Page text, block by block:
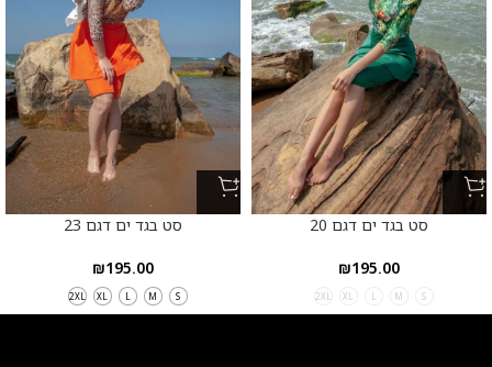
סט בגד ים דגם 20
₪195.00
S
M
L
XL
2XL
סט בגד ים דגם 23
₪195.00
S
M
L
XL
2XL